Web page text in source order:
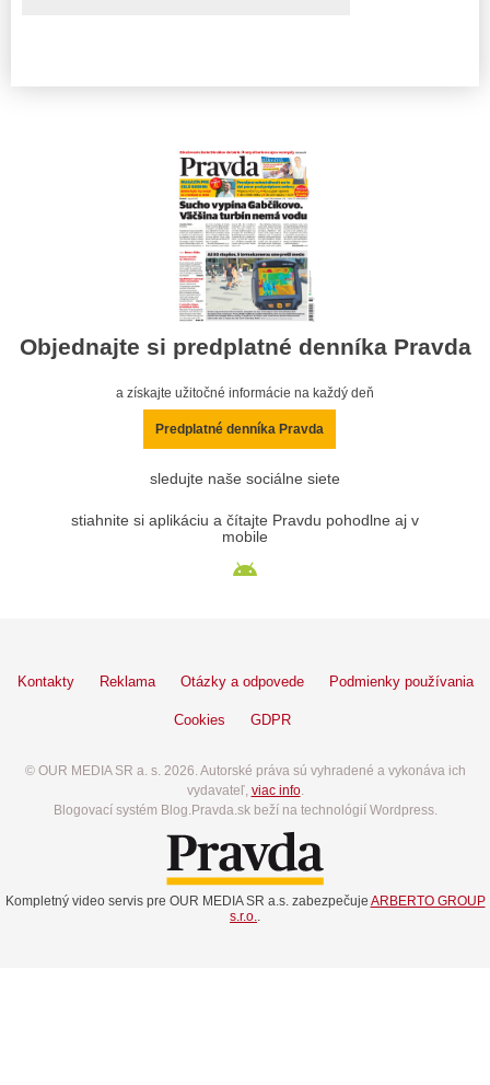
Objednajte si predplatné denníka Pravda
a získajte užitočné informácie na každý deň
Predplatné denníka Pravda
sledujte naše sociálne siete
stiahnite si aplikáciu a čítajte Pravdu pohodlne aj v
mobile
Kontakty Reklama Otázky a odpovede Podmienky používania
Cookies GDPR
© OUR MEDIA SR a. s. 2026. Autorské práva sú vyhradené a vykonáva ich
vydavateľ, viac info.
Blogovací systém Blog.Pravda.sk beží na technológií Wordpress.
Kompletný video servis pre OUR MEDIA SR a.s. zabezpečuje ARBERTO GROUP
s.r.o..